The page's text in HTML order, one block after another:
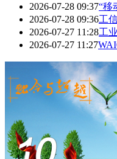
2026-07-28 09:37“移
2026-07-28 09:36工
2026-07-27 11:28工
2026-07-27 11:27